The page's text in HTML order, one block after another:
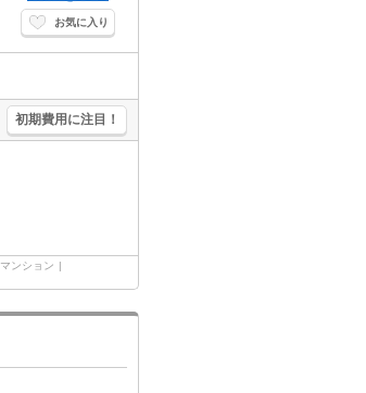
お気に入り
初期費用に注目！
マンション